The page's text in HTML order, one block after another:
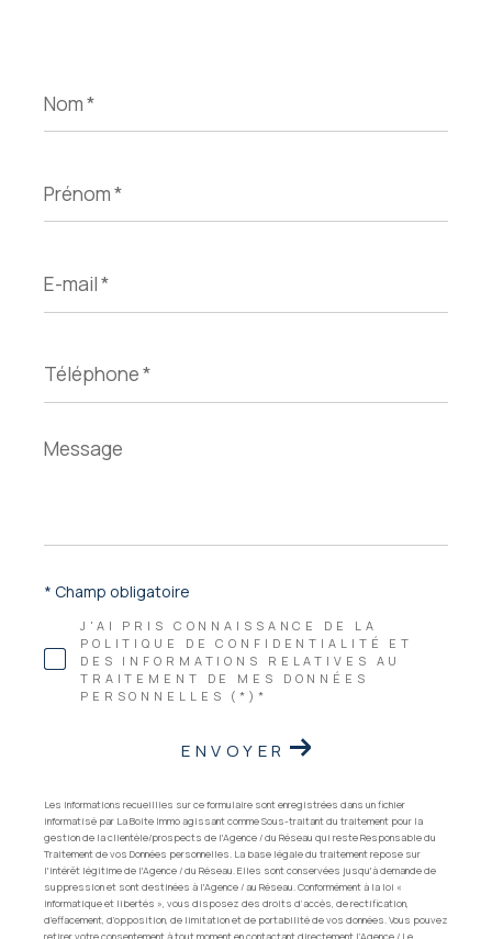
*
*
mail
*
*
Message
*
J'AI PRIS CONNAISSANCE DE LA
POLITIQUE DE CONFIDENTIALITÉ ET
DES INFORMATIONS RELATIVES AU
TRAITEMENT DE MES DONNÉES
PERSONNELLES (*)*
* Champ obligatoire
ENVOYER
Les informations recueillies sur ce formulaire sont enregistrées dans un fichier
informatisé par La Boite Immo agissant comme Sous-traitant du traitement pour la
gestion de la clientèle/prospects de l'Agence / du Réseau qui reste Responsable du
Traitement de vos Données personnelles. La base légale du traitement repose sur
l'intérêt légitime de l'Agence / du Réseau. Elles sont conservées jusqu'à demande de
suppression et sont destinées à l'Agence / au Réseau. Conformément à la loi «
informatique et libertés », vous disposez des droits d’accès, de rectification,
d’effacement, d’opposition, de limitation et de portabilité de vos données. Vous pouvez